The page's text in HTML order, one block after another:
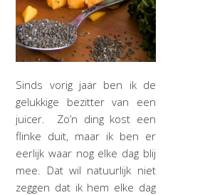
Sinds vorig jaar ben ik de
gelukkige bezitter van een
juicer. Zo’n ding kost een
flinke duit, maar ik ben er
eerlijk waar nog elke dag blij
mee. Dat wil natuurlijk niet
zeggen dat ik hem elke dag